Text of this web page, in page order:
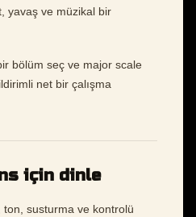
yavaş ve müzikal bir
bölüm seç ve major scale
net bir çalışma
için dinle
susturma ve kontrolü